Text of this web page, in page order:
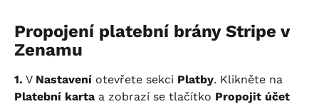
Propojení platební brány Stripe v
Zenamu
1. V Nastavení otevřete sekci Platby. Klikněte na
Platební karta a zobrazí se tlačítko Propojit účet